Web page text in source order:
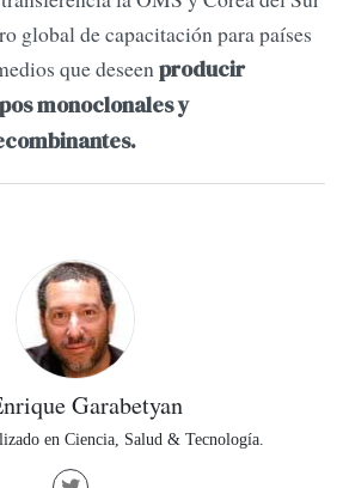
global de capacitación para países
que deseenproducir
monoclonales y
Garabetyan
en Ciencia, Salud & Tecnología.